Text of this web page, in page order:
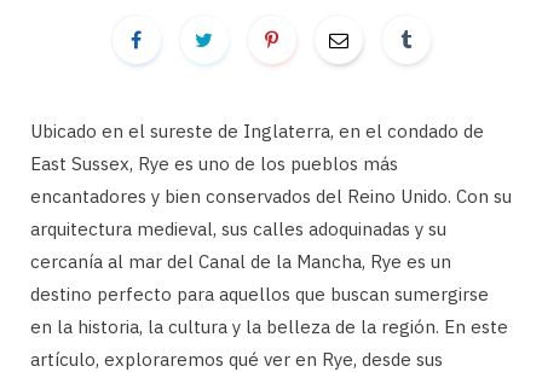
Ubicado en el sureste de Inglaterra, en el condado de
East Sussex, Rye es uno de los pueblos más
encantadores y bien conservados del Reino Unido. Con su
arquitectura medieval, sus calles adoquinadas y su
cercanía al mar del Canal de la Mancha, Rye es un
destino perfecto para aquellos que buscan sumergirse
en la historia, la cultura y la belleza de la región. En este
artículo, exploraremos qué ver en Rye, desde sus